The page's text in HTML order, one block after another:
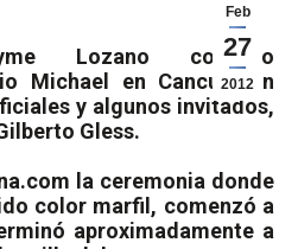
Feb
27
2012
Lozano contrajo
Michael en Cancún, en
y algunos invitados,
Gless.
la ceremonia donde
color marfil, comenzó a
aproximadamente a